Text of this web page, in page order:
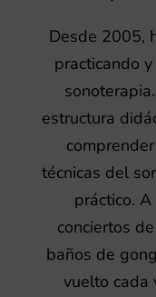
Desde 2005,
practicando
estructura
técnicas del
práctico.
conciertos
baños de
vuelto cada